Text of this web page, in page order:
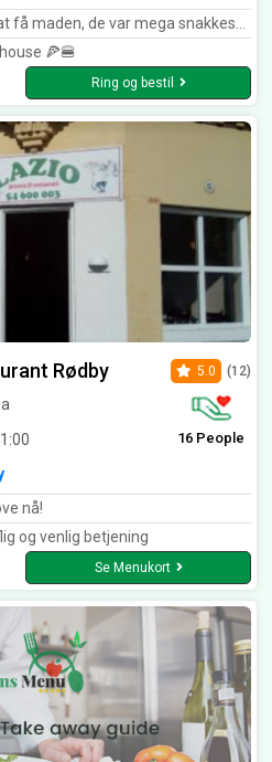
alle deres kunder. Det var mega lækkert mad og en god pris. Jeg ville helt klart komme igen😁
🍕🍔
Ring og bestil
Rødby 5.0 (12)
16 People
nå!
og venlig betjening
Se Menukort